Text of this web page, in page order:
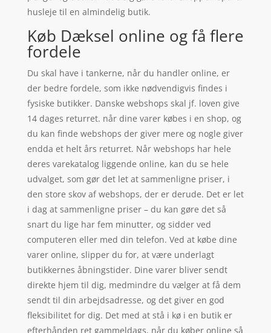
husleje til en almindelig butik.
Køb Dæksel online og få flere
fordele
Du skal have i tankerne, når du handler online, er
der bedre fordele, som ikke nødvendigvis findes i
fysiske butikker. Danske webshops skal jf. loven give
14 dages returret. når dine varer købes i en shop, og
du kan finde webshops der giver mere og nogle giver
endda et helt års returret. Når webshops har hele
deres varekatalog liggende online, kan du se hele
udvalget, som gør det let at sammenligne priser, i
den store skov af webshops, der er derude. Det er let
i dag at sammenligne priser – du kan gøre det så
snart du lige har fem minutter, og sidder ved
computeren eller med din telefon. Ved at købe dine
varer online, slipper du for, at være underlagt
butikkernes åbningstider. Dine varer bliver sendt
direkte hjem til dig, medmindre du vælger at få dem
sendt til din arbejdsadresse, og det giver en god
fleksibilitet for dig. Det med at stå i kø i en butik er
efterhånden ret gammeldags, når du køber online så